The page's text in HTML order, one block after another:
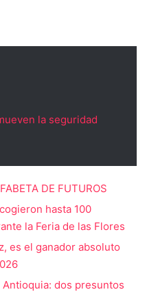
la seguridad
DE FUTUROS
hasta 100
la Feria de las Flores
es el ganador absoluto
dos presuntos